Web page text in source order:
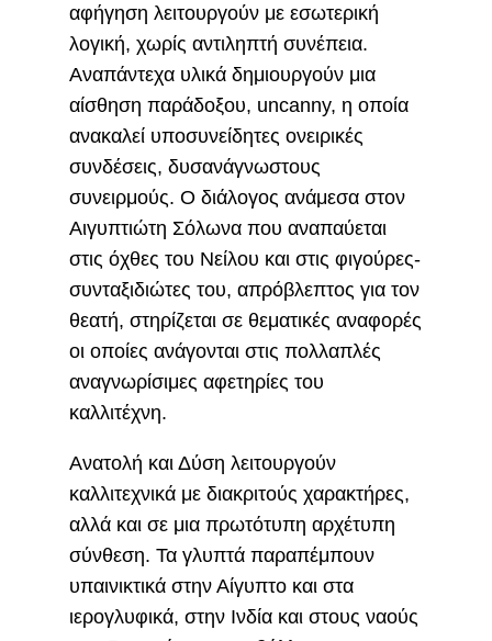
αφήγηση λειτουργούν με εσωτερική
λογική, χωρίς αντιληπτή συνέπεια.
Αναπάντεχα υλικά δημιουργούν μια
αίσθηση παράδοξου, uncanny, η οποία
ανακαλεί υποσυνείδητες ονειρικές
συνδέσεις, δυσανάγνωστους
συνειρμούς. Ο διάλογος ανάμεσα στον
Αιγυπτιώτη Σόλωνα που αναπαύεται
στις όχθες του Νείλου και στις φιγούρες-
συνταξιδιώτες του, απρόβλεπτος για τον
θεατή, στηρίζεται σε θεματικές αναφορές
οι οποίες ανάγονται στις πολλαπλές
αναγνωρίσιμες αφετηρίες του
καλλιτέχνη.
Ανατολή και Δύση λειτουργούν
καλλιτεχνικά με διακριτούς χαρακτήρες,
αλλά και σε μια πρωτότυπη αρχέτυπη
σύνθεση. Τα γλυπτά παραπέμπουν
υπαινικτικά στην Αίγυπτο και στα
ιερογλυφικά, στην Ινδία και στους ναούς